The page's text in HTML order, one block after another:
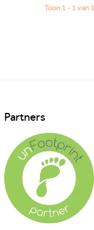
Toon 1 - 1 van 1
Partners